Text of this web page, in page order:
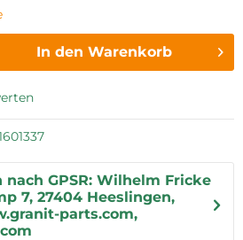
In den Warenkorb
GPSR: Wilhelm Fricke
7, 27404 Heeslingen,
parts.com,